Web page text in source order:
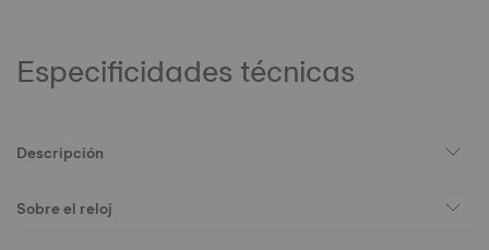
Especificidades técnicas
Descripción
Sobre el reloj